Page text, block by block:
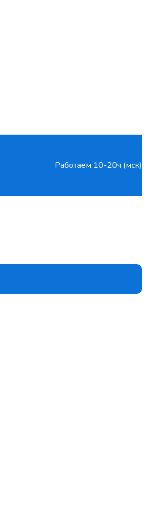
Работаем 10-20ч (мск)